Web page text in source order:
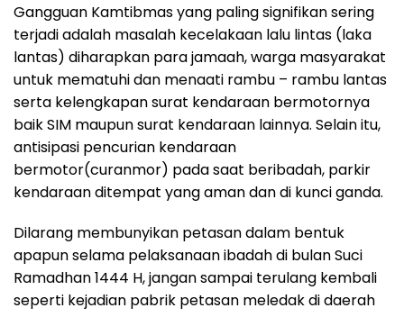
Gangguan Kamtibmas yang paling signifikan sering
terjadi adalah masalah kecelakaan lalu lintas (laka
lantas) diharapkan para jamaah, warga masyarakat
untuk mematuhi dan menaati rambu – rambu lantas
serta kelengkapan surat kendaraan bermotornya
baik SIM maupun surat kendaraan lainnya. Selain itu,
antisipasi pencurian kendaraan
bermotor(curanmor) pada saat beribadah, parkir
kendaraan ditempat yang aman dan di kunci ganda.
Dilarang membunyikan petasan dalam bentuk
apapun selama pelaksanaan ibadah di bulan Suci
Ramadhan 1444 H, jangan sampai terulang kembali
seperti kejadian pabrik petasan meledak di daerah